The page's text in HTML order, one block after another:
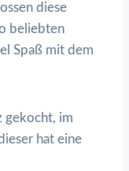
diese
beliebten
Spaß mit dem
gekocht, im
hat eine